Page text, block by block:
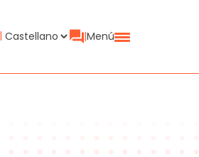
Menú